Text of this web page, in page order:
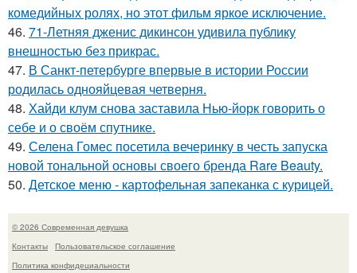
комедийных ролях, но этот фильм яркое исключение.
46. 71-Летняя дженис дикинсон удивила публику
внешностью без прикрас.
47. В Санкт-петербурге впервые в истории России
родилась однояйцевая четверня.
48. Хайди клум снова заставила Нью-йорк говорить о
себе и о своём спутнике.
49. Селена Гомес посетила вечеринку в честь запуска
новой тональной основы своего бренда Rare Beauty.
50. Детское меню - картофельная запеканка с курицей.
© 2026 Современная девушка
Контакты
Пользовательское соглашение
Политика конфидециальности